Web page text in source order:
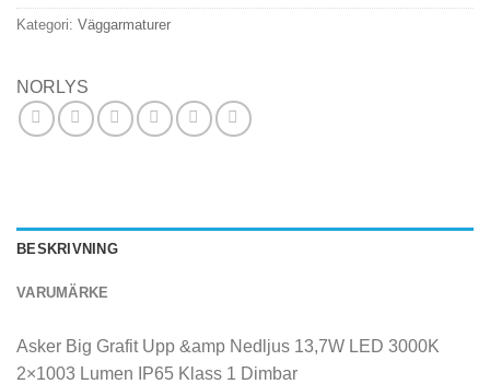
Kategori: Väggarmaturer
NORLYS
BESKRIVNING
VARUMÄRKE
Asker Big Grafit Upp &amp Nedljus 13,7W LED 3000K
2×1003 Lumen IP65 Klass 1 Dimbar